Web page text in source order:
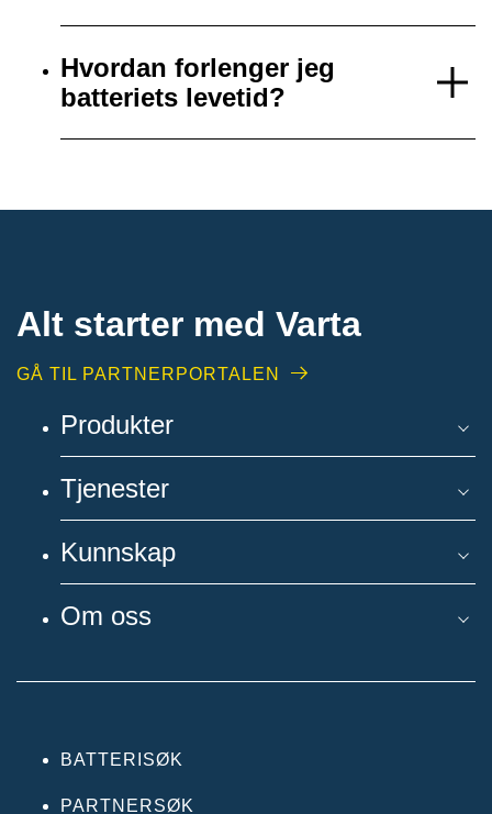
Hvordan forlenger jeg
batteriets levetid?
Alt starter med Varta
GÅ TIL PARTNERPORTALEN
Produkter
Tjenester
Kunnskap
Om oss
BATTERISØK
PARTNERSØK